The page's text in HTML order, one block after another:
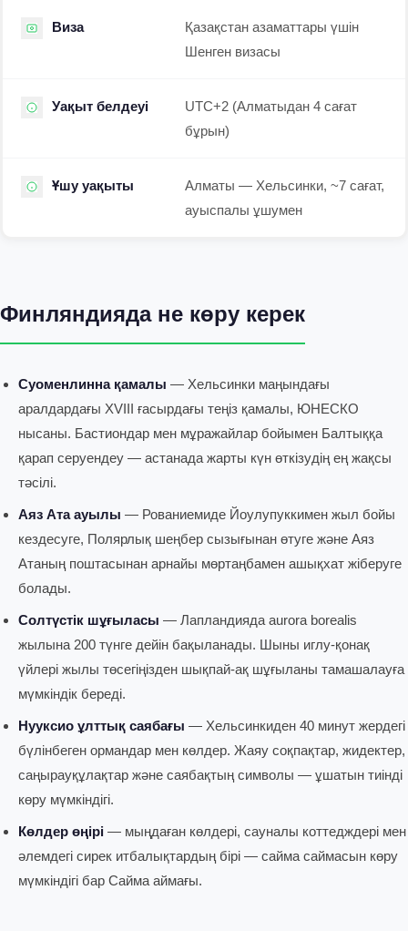
Виза
Қазақстан азаматтары үшін
Шенген визасы
Уақыт белдеуі
UTC+2 (Алматыдан 4 сағат
бұрын)
Ұшу уақыты
Алматы — Хельсинки, ~7 сағат,
ауыспалы ұшумен
Финляндияда не көру керек
Суоменлинна қамалы — Хельсинки маңындағы
аралдардағы XVIII ғасырдағы теңіз қамалы, ЮНЕСКО
нысаны. Бастиондар мен мұражайлар бойымен Балтыққа
қарап серуендеу — астанада жарты күн өткізудің ең жақсы
тәсілі.
Аяз Ата ауылы — Рованиемиде Йоулупуккимен жыл бойы
кездесуге, Полярлық шеңбер сызығынан өтуге және Аяз
Атаның поштасынан арнайы мөртаңбамен ашықхат жіберуге
болады.
Солтүстік шұғыласы — Лапландияда aurora borealis
жылына 200 түнге дейін бақыланады. Шыны иглу-қонақ
үйлері жылы төсегіңізден шықпай-ақ шұғыланы тамашалауға
мүмкіндік береді.
Нууксио ұлттық саябағы — Хельсинкиден 40 минут жердегі
бүлінбеген ормандар мен көлдер. Жаяу соқпақтар, жидектер,
саңырауқұлақтар және саябақтың символы — ұшатын тиінді
көру мүмкіндігі.
Көлдер өңірі — мыңдаған көлдері, сауналы коттедждері мен
әлемдегі сирек итбалықтардың бірі — сайма саймасын көру
мүмкіндігі бар Сайма аймағы.